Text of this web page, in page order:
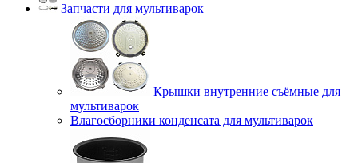
Запчасти для мультиварок
Крышки внутренние съёмные для
мультиварок
Влагосборники конденсата для мультиварок